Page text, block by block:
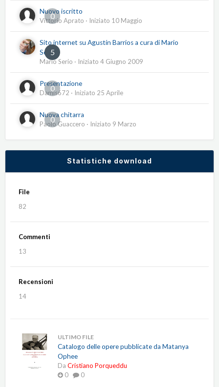
0
Nuovo iscritto
Vittorio Aprato · Iniziato 10 Maggio
5
Sito internet su Agustín Barrios a cura di Mario
Serio
Mario Serio · Iniziato 4 Giugno 2009
0
Presentazione
Damis672 · Iniziato 25 Aprile
0
Nuova chitarra
Paolo Guaccero · Iniziato 9 Marzo
Statistiche download
File
82
Commenti
13
Recensioni
14
ULTIMO FILE
Catalogo delle opere pubblicate da Matanya
Ophee
Da Cristiano Porqueddu
0
0